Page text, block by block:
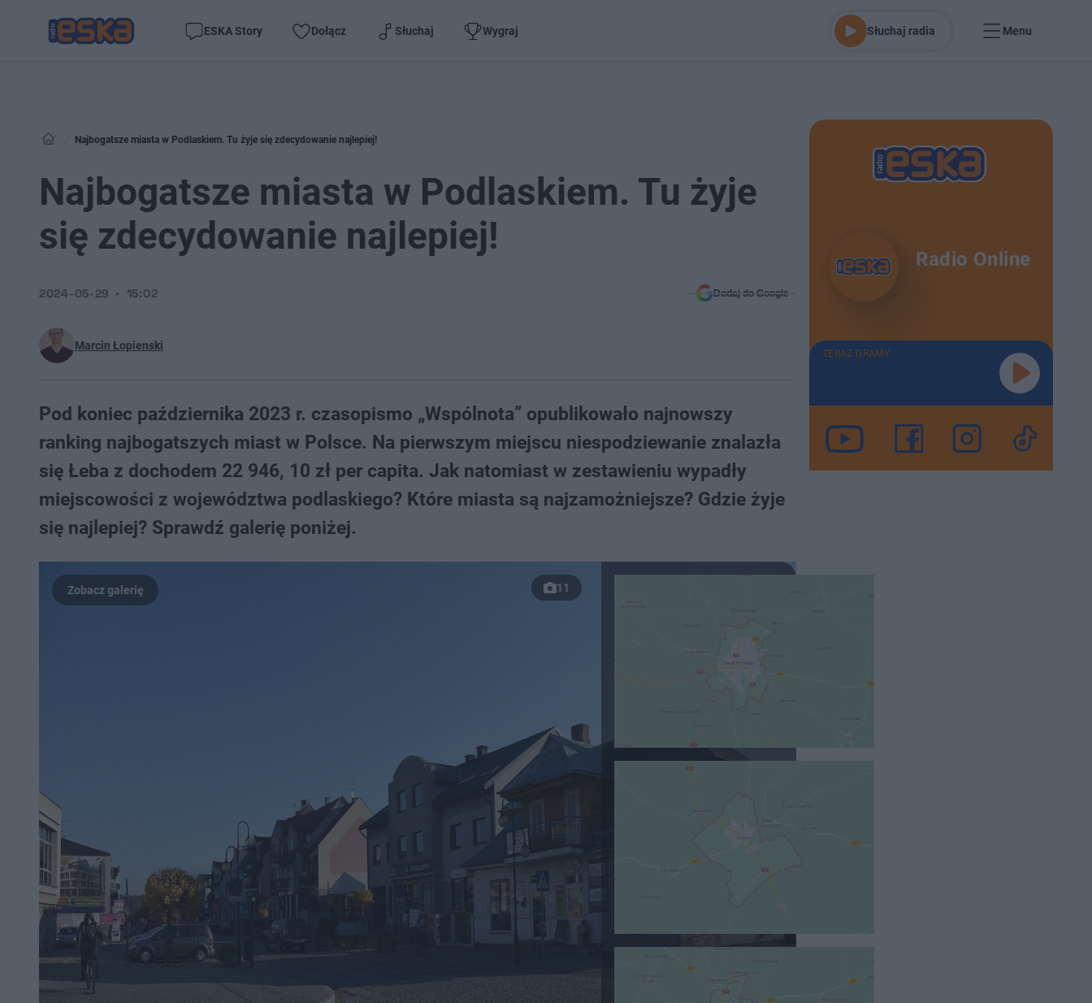
ESKA Story Dołącz Słuchaj Wygraj Słuchaj radia Menu
Najbogatsze miasta w Podlaskiem. Tu żyje się zdecydowanie najlepiej!
Najbogatsze miasta w Podlaskiem. Tu żyje
się zdecydowanie najlepiej!
Marcin Łopienski
2024-05-29 15:02 Dodaj do Google
Pod koniec października 2023 r. czasopismo „Wspólnota” opublikowało najnowszy
ranking najbogatszych miast w Polsce. Na pierwszym miejscu niespodziewanie znalazła
się Łeba z dochodem 22 946, 10 zł per capita. Jak natomiast w zestawieniu wypadły
miejscowości z województwa podlaskiego? Które miasta są najzamożniejsze? Gdzie żyje
się najlepiej? Sprawdź galerię poniżej.
11
Radio Online
TERAZ GRAMY